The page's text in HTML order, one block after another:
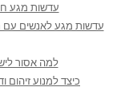
עדשות מגע
עדשות מגע לאנשים
למה אסור
כיצד למנוע